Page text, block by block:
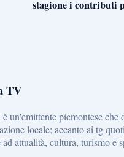
stagione i contributi
TV
un'emittente piemontese che
locale; accanto ai tg
attualità, cultura, turismo e